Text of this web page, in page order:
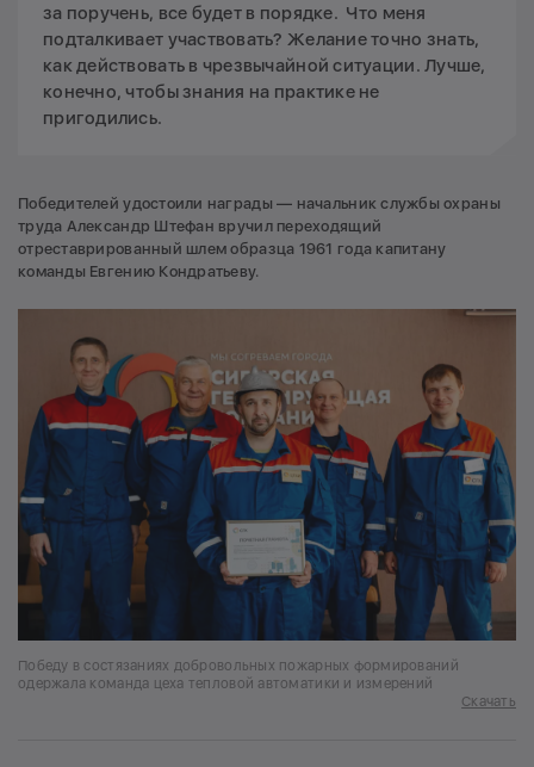
за поручень, все будет в порядке. Что меня
подталкивает участвовать? Желание точно знать,
как действовать в чрезвычайной ситуации. Лучше,
конечно, чтобы знания на практике не
пригодились.
Победителей удостоили награды — начальник службы охраны
труда Александр Штефан вручил переходящий
отреставрированный шлем образца 1961 года капитану
команды Евгению Кондратьеву.
Победу в состязаниях добровольных пожарных формирований
одержала команда цеха тепловой автоматики и измерений
Скачать